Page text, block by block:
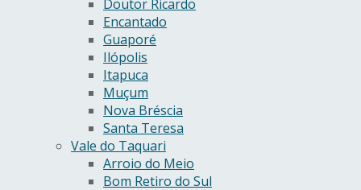
Doutor Ricardo
Encantado
Guaporé
Ilópolis
Itapuca
Muçum
Nova Bréscia
Santa Teresa
Vale do Taquari
Arroio do Meio
Bom Retiro do Sul